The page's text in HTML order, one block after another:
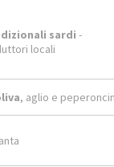
sardi -
locali
, aglio e